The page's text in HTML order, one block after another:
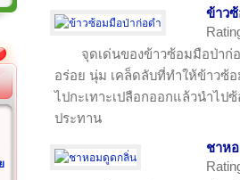
ข้าว
จุดเด่นของข้าวซ้อมมือป่าก่
อร่อย นุ่ม เคล็ดลับที่ทำให้ข้าวซ้
ไปกะเทาะเปลือกออกแล้วนำไ
ประทาน
ชาห